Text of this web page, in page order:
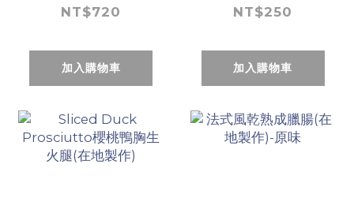
NT$720
加入購物車
作）
NT$250
加入購物車